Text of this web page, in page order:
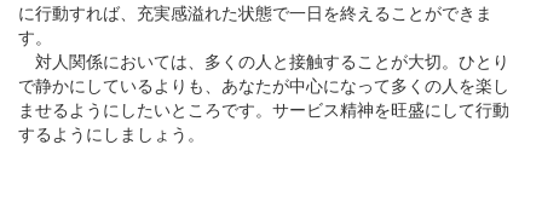
に行動すれば、充実感溢れた状態で一日を終えることができま
す。
対人関係においては、多くの人と接触することが大切。ひとり
で静かにしているよりも、あなたが中心になって多くの人を楽し
ませるようにしたいところです。サービス精神を旺盛にして行動
するようにしましょう。